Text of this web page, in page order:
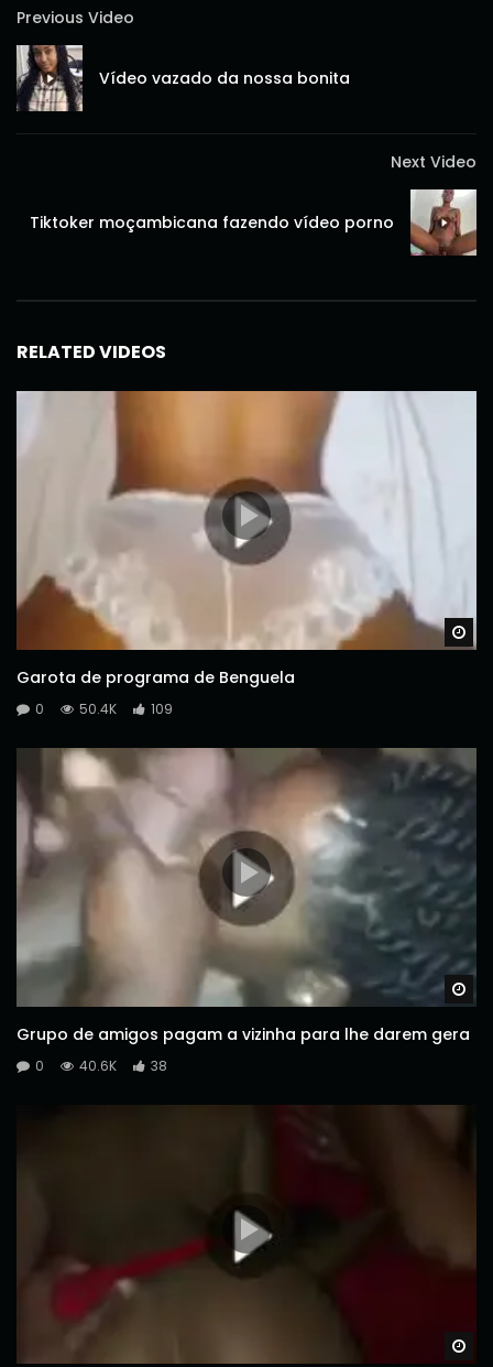
Previous Video
Vídeo vazado da nossa bonita
Next Video
Tiktoker moçambicana fazendo vídeo porno
RELATED VIDEOS
Garota de programa de Benguela
0 50.4K 109
Grupo de amigos pagam a vizinha para lhe darem gera
0 40.6K 38